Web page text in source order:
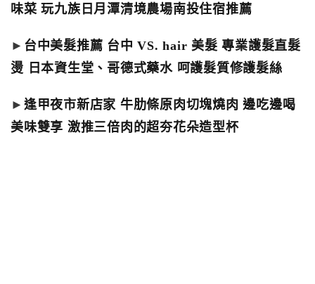
味菜 玩九族日月潭清境農場南投住宿推薦
► 台中美髮推薦 台中 VS. hair 美髮 專業護髮直髮
燙 日本資生堂、哥德式藥水 呵護髮質修護髮絲
► 逢甲夜市新店家 牛肋條原肉切塊燒肉 邊吃邊喝
美味雙享 激推三倍肉的超夯花朵造型杯